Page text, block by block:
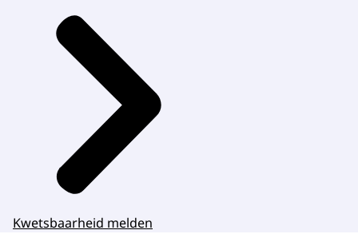
Kwetsbaarheid melden